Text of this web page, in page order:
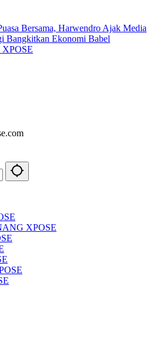
Bersama, Harwendro Ajak Media
Bangkitkan Ekonomi Babel
XPOSE